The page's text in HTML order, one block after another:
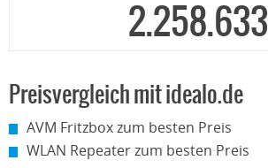
2.258.633
Preisvergleich mit idealo.de
AVM Fritzbox zum besten Preis
WLAN Repeater zum besten Preis